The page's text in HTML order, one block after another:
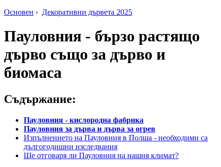
Основен › Декоративни дървета 2025
Пауловния - бързо растящо
дърво също за дърво и
биомаса
Съдържание:
Пауловния - кислородна фабрика
Пауловния за дърва и дърва за огрев
Изпълнението на Пауловния в Полша - необходими са
дългогодишни изследвания
Ще отговаря ли Пауловния на нашия климат?